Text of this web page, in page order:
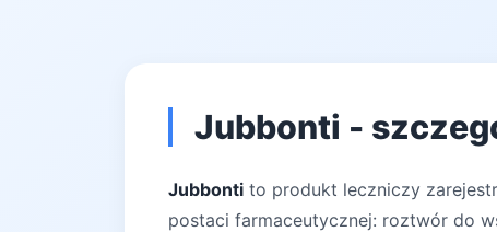
Jubbonti -
Jubbonti to produkt leczniczy
postaci farmaceutycznej: roztwór do